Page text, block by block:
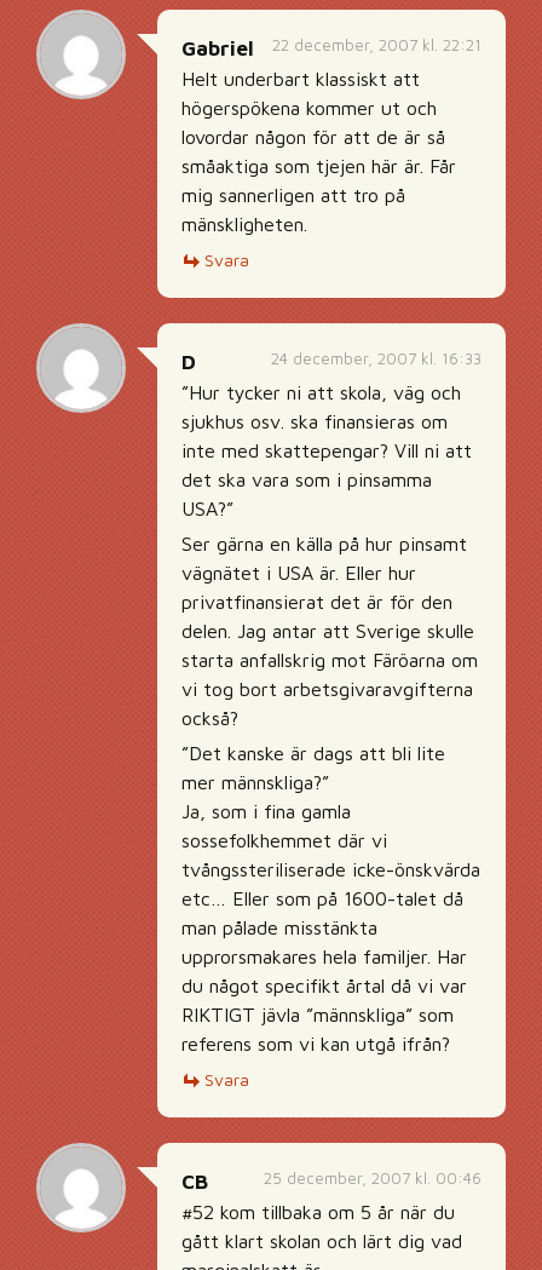
22 december, 2007 kl. 22:21
Gabriel
Helt underbart klassiskt att
högerspökena kommer ut och
lovordar någon för att de är så
småaktiga som tjejen här är. Får
mig sannerligen att tro på
mänskligheten.
Svara
24 december, 2007 kl. 16:33
D
”Hur tycker ni att skola, väg och
sjukhus osv. ska finansieras om
inte med skattepengar? Vill ni att
det ska vara som i pinsamma
USA?”
Ser gärna en källa på hur pinsamt
vägnätet i USA är. Eller hur
privatfinansierat det är för den
delen. Jag antar att Sverige skulle
starta anfallskrig mot Färöarna om
vi tog bort arbetsgivaravgifterna
också?
”Det kanske är dags att bli lite
mer männskliga?”
Ja, som i fina gamla
sossefolkhemmet där vi
tvångssteriliserade icke-önskvärda
etc… Eller som på 1600-talet då
man pålade misstänkta
upprorsmakares hela familjer. Har
du något specifikt årtal då vi var
RIKTIGT jävla ”männskliga” som
referens som vi kan utgå ifrån?
Svara
25 december, 2007 kl. 00:46
CB
#52 kom tillbaka om 5 år när du
gått klart skolan och lärt dig vad